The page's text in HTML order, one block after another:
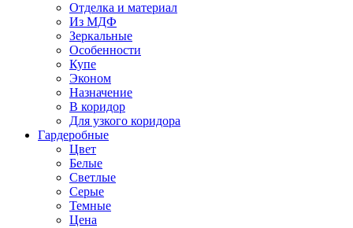
Отделка и материал
Из МДФ
Зеркальные
Особенности
Купе
Эконом
Назначение
В коридор
Для узкого коридора
Гардеробные
Цвет
Белые
Светлые
Серые
Темные
Цена